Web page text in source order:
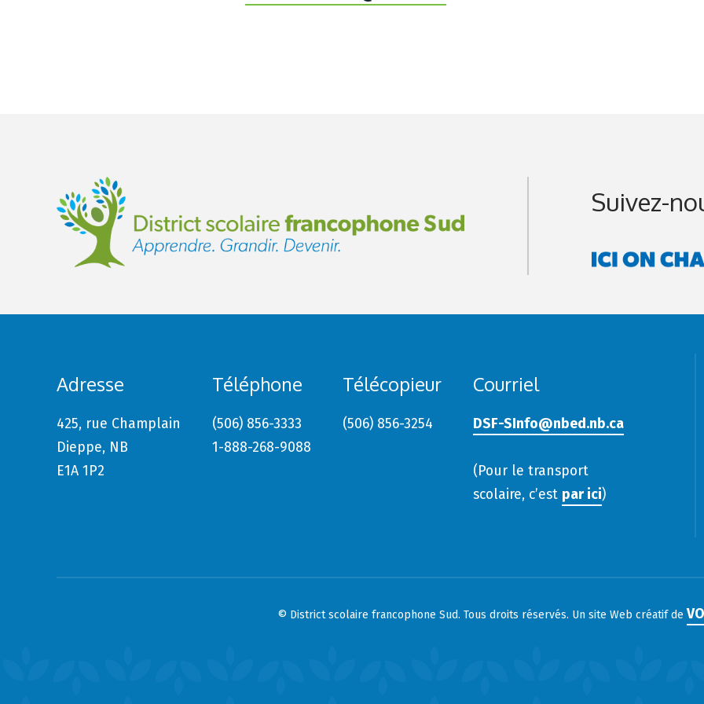
Suivez-
Adresse
425, rue Champlain
Dieppe, NB
E1A 1P2
Téléphone
(506) 856-3333
1-888-268-9088
Télécopieur
(506) 856-3254
Courriel
DSF-SInfo@nbed.nb.ca
(Pour le transport
scolaire, c’est par ici)
© District scolaire francophone Sud. Tous droits réservés. Un site Web créatif de